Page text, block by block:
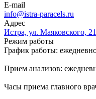
E-mail
info@istra-paracels.ru
Адрес
Истра, ул. Маяковского, 21
Режим работы
График работы:
Прием анализов:
Часы приема главного